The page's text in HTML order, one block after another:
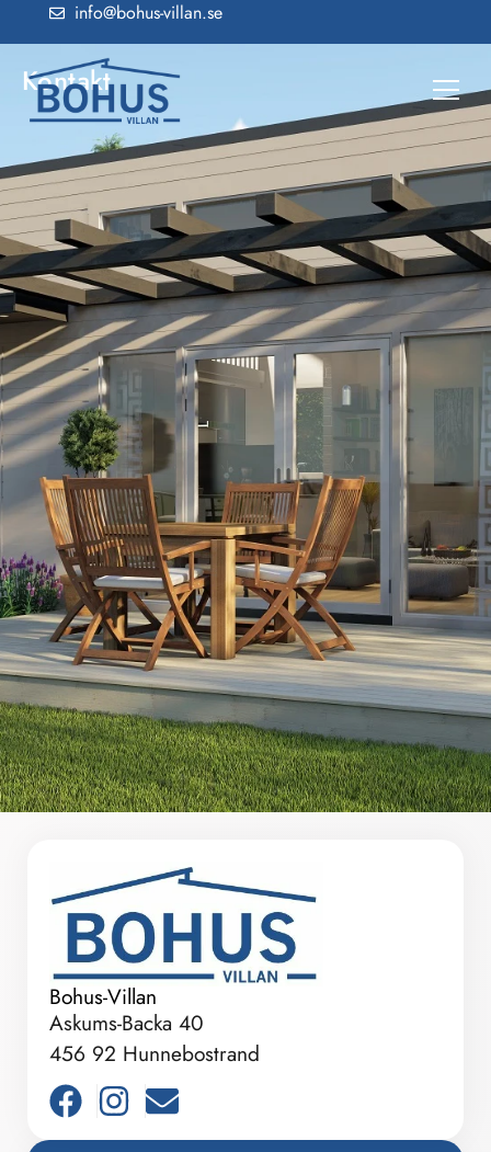
info@bohus-villan.se
Kontakt
Bohus-Villan
Askums-Backa 40
456 92 Hunnebostrand